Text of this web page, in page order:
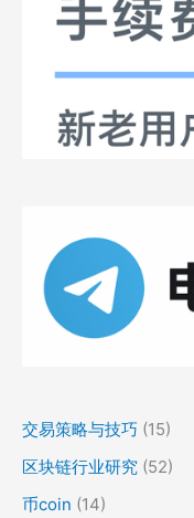
交易策略与技巧 (15)
区块链行业研究 (52)
币coin (14)